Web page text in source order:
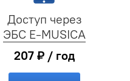
Доступ через
ЭБС E-MUSICA
207 ₽ / год